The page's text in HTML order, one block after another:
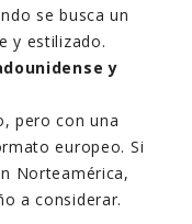
se busca un
y estilizado.
y
pero con una
europeo. Si
Norteamérica,
a considerar.